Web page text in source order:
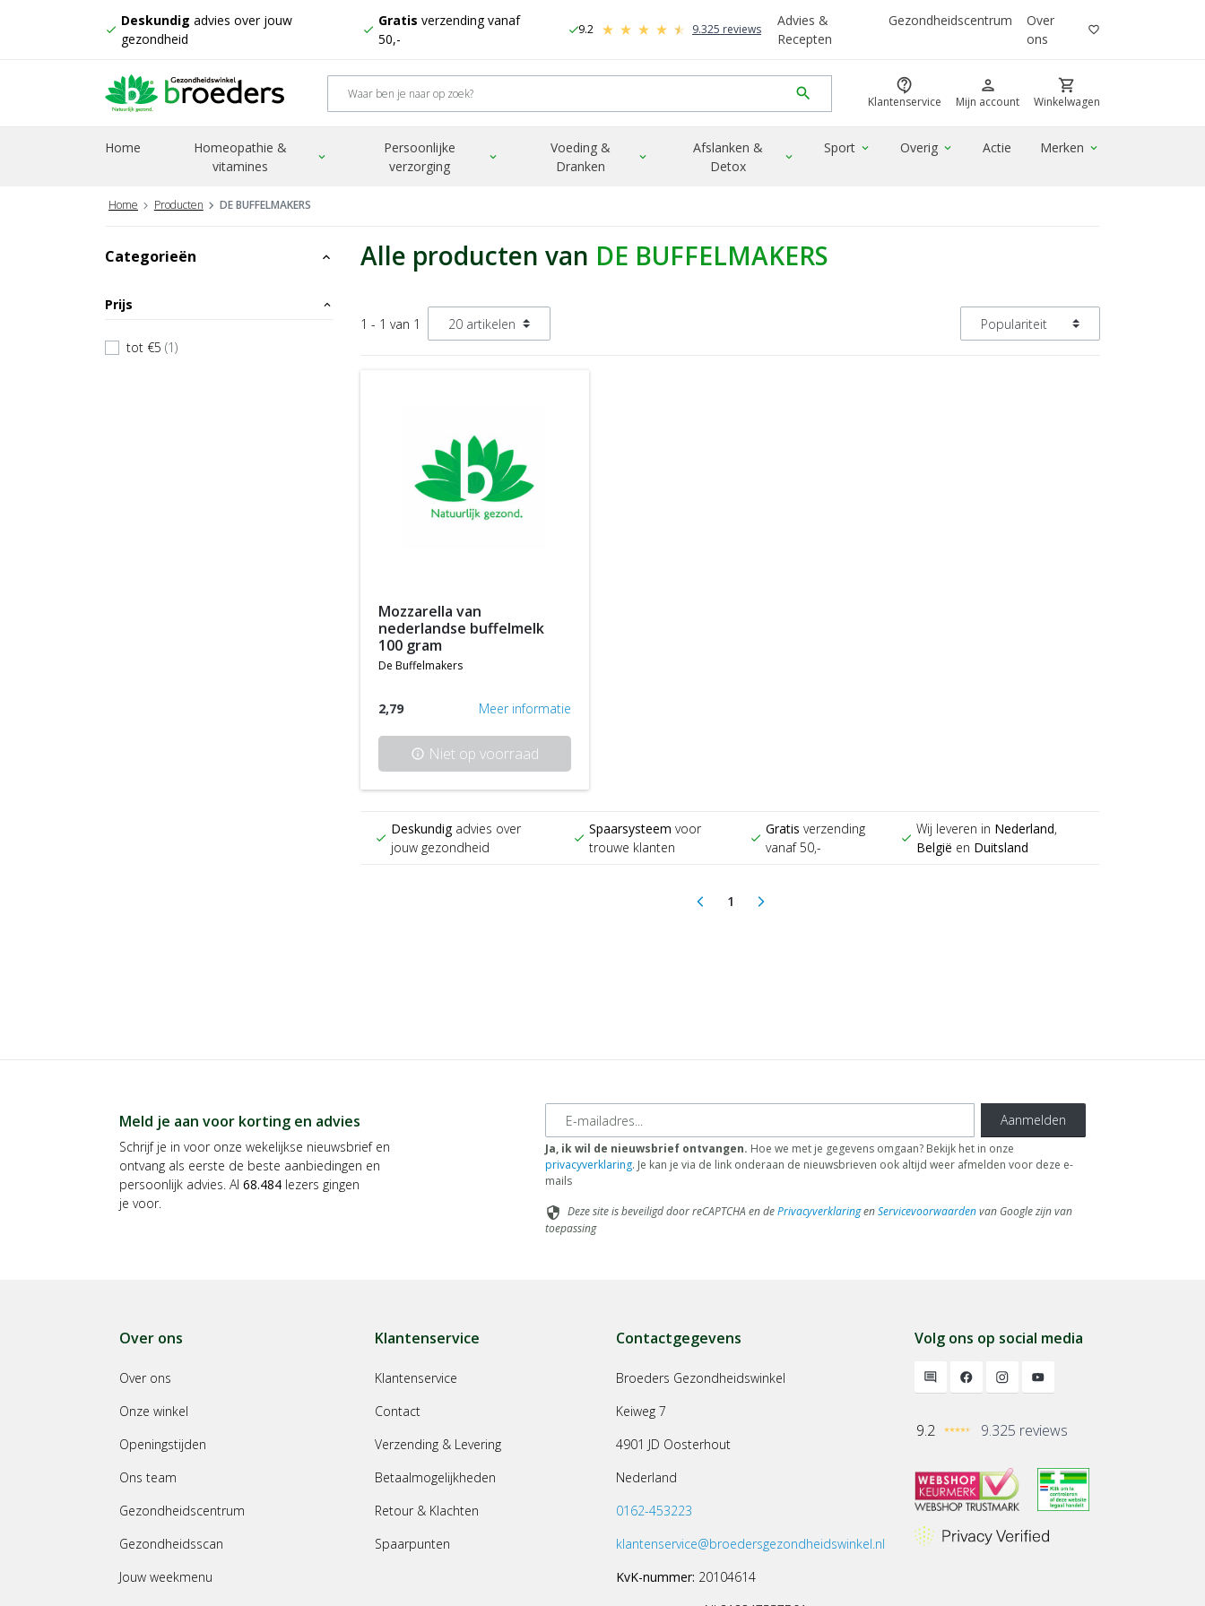
check
Deskundig advies over jouw
gezondheid
check
Gratis verzending vanaf
50,-
check9.2 9.325 reviews
Advies &
Recepten
Gezondheidscentrum
Over
ons
favorite_border
search contact_support
Klantenservice
person
Mijn account
shopping_cart
Winkelwagen
Home
Homeopathie &
vitamines
expand_more
Persoonlijke
verzorging
expand_more
Voeding &
Dranken
expand_more
Afslanken &
Detox
expand_more
Sport expand_more Overig expand_more Actie Merken expand_more
Home Producten DE BUFFELMAKERS
Categorieën expand_less
Prijs expand_less
tot €5 (1)
Alle producten van DE BUFFELMAKERS
1 - 1 van 1
mozzarella van
nederlandse buffelmelk
100 gram
de buffelmakers
2,79 Meer informatie
info Niet op voorraad
check
Deskundigadvies over
jouw gezondheid
check
Spaarsysteem voor
trouwe klanten
check
Gratis verzending
vanaf 50,-
check
Wij leveren in Nederland,
België en Duitsland
arrow_back_ios 1(current)
arrow_forward_ios
Meld je aan voor korting en advies
Schrijf je in voor onze wekelijkse nieuwsbrief en
ontvang als eerste de beste aanbiedingen en
persoonlijk advies. Al 68.484 lezers gingen
je voor.
E-mailadres Aanmelden
Ja, ik wil de nieuwsbrief ontvangen. Hoe we met je gegevens omgaan? Bekijk het in onze
privacyverklaring. Je kan je via de link onderaan de nieuwsbrieven ook altijd weer afmelden voor deze e-
mails
security Deze site is beveiligd door reCAPTCHA en dePrivacyverklaringenServicevoorwaardenvan Google zijn van
toepassing
Over ons
Over ons
Onze winkel
Openingstijden
Ons team
Gezondheidscentrum
Gezondheidsscan
Jouw weekmenu
Klantenservice
Klantenservice
Contact
Verzending & Levering
Betaalmogelijkheden
Retour & Klachten
Spaarpunten
Contactgegevens
Broeders Gezondheidswinkel
Keiweg 7
4901 JD Oosterhout
Nederland
0162-453223
klantenservice@broedersgezondheidswinkel.nl
KvK-nummer: 20104614
Volg ons op social media
9.2 9.325 reviews